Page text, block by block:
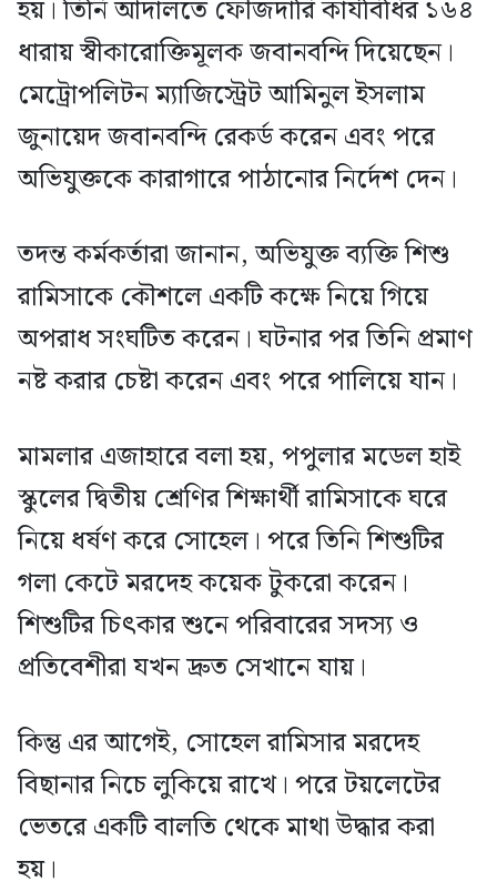
হয়। তিনি আদালতে ফৌজদারি কার্যবিধির ১৬৪
ধারায় স্বীকারোক্তিমূলক জবানবন্দি দিয়েছেন।
মেট্রোপলিটন ম্যাজিস্ট্রেট আমিনুল ইসলাম
জুনায়েদ জবানবন্দি রেকর্ড করেন এবং পরে
অভিযুক্তকে কারাগারে পাঠানোর নির্দেশ দেন।
তদন্ত কর্মকর্তারা জানান, অভিযুক্ত ব্যক্তি শিশু
রামিসাকে কৌশলে একটি কক্ষে নিয়ে গিয়ে
অপরাধ সংঘটিত করেন। ঘটনার পর তিনি প্রমাণ
নষ্ট করার চেষ্টা করেন এবং পরে পালিয়ে যান।
মামলার এজাহারে বলা হয়, পপুলার মডেল হাই
স্কুলের দ্বিতীয় শ্রেণির শিক্ষার্থী রামিসাকে ঘরে
নিয়ে ধর্ষণ করে সোহেল। পরে তিনি শিশুটির
গলা কেটে মরদেহ কয়েক টুকরো করেন।
শিশুটির চিৎকার শুনে পরিবারের সদস্য ও
প্রতিবেশীরা যখন দ্রুত সেখানে যায়।
কিন্তু এর আগেই, সোহেল রামিসার মরদেহ
বিছানার নিচে লুকিয়ে রাখে। পরে টয়লেটের
ভেতরে একটি বালতি থেকে মাথা উদ্ধার করা
হয়।